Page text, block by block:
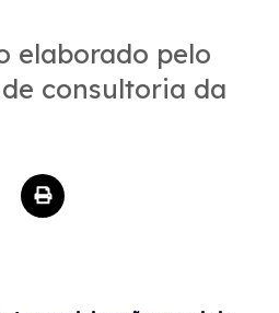
elaborado pelo
consultoria da